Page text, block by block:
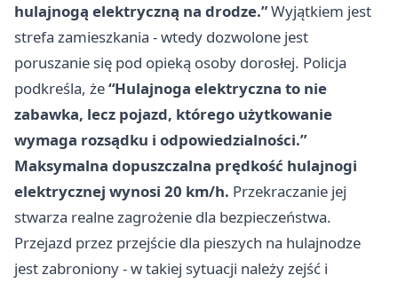
hulajnogą elektryczną na drodze.”Wyjątkiem jest
strefa zamieszkania - wtedy dozwolone jest
poruszanie się pod opieką osoby dorosłej. Policja
podkreśla, że“Hulajnoga elektryczna to nie
zabawka, lecz pojazd, którego użytkowanie
wymaga rozsądku i odpowiedzialności.”
Maksymalna dopuszczalna prędkość hulajnogi
elektrycznej wynosi 20 km/h. Przekraczanie jej
stwarza realne zagrożenie dla bezpieczeństwa.
Przejazd przez przejście dla pieszych na hulajnodze
jest zabroniony - w takiej sytuacji należy zejść i